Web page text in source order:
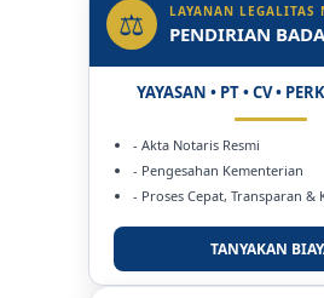
⚖ LAYANAN LEGALITAS
PENDIRIAN
YAYASAN • PT • CV •
- Akta Notaris Resmi
- Pengesahan Kementerian
- Proses Cepat, Transparan &
TANYAKAN